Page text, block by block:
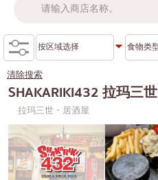
按食物类型搜索
寿司
拉面
居酒屋
日式烤肉/烤肉
猪排盖饭/炸猪排
按地区搜索
查伦克伦
吞武里
暹
知识专栏
特别文章
清除搜索
SHAKARIKI432 拉玛三世
拉玛三世・居酒屋